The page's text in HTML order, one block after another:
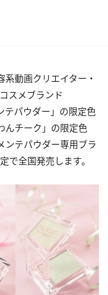
動画クリエイター・
スメブランド
テパウダー」の限定色
んチーク」の限定色
ンテパウダー専用ブラ
で全国発売します。